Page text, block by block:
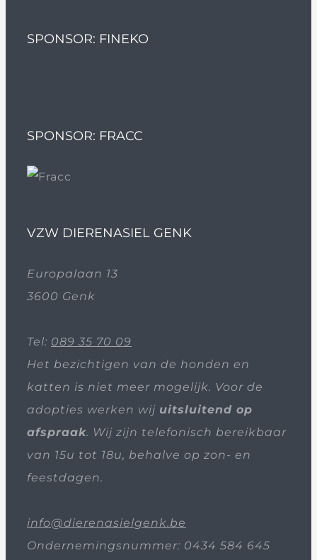
SPONSOR: FINEKO
SPONSOR: FRACC
VZW DIERENASIEL GENK
Europalaan 13
3600 Genk
Tel: 089 35 70 09
Het bezichtigen van de honden en
katten is niet meer mogelijk. Voor de
adopties werken wij uitsluitend op
afspraak. Wij zijn telefonisch bereikbaar
van 15u tot 18u, behalve op zon- en
feestdagen.
info@dierenasielgenk.be
Ondernemingsnummer: 0434 584 645